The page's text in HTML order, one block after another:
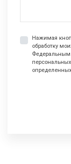
Нажимая
обработку
Федеральным